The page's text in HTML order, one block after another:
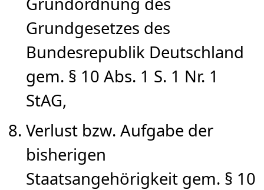
Grundgesetzes des
Bundesrepublik Deutschland
gem. § 10 Abs. 1 S. 1 Nr. 1
StAG,
Verlust bzw. Aufgabe der
bisherigen
Staatsangehörigkeit gem. § 10